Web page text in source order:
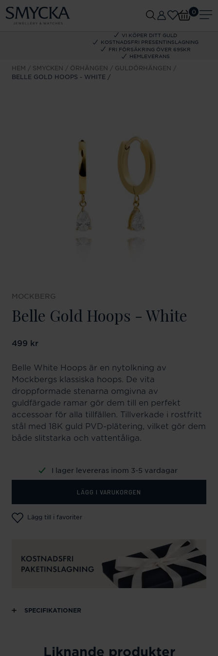
VI KÖPER DITT GULD
KOSTNADSFRI PRESENTINSLAGNING
FRI FÖRSÄKRING ÖVER 695KR
HEMLEVERANS
0
HEM SMYCKEN ÖRHÄNGEN
GULDÖRHÄNGEN
BELLE GOLD HOOPS - WHITE
MOCKBERG
Belle Gold Hoops - White
Pris:499 kr
499 kr
Belle White Hoops är en nytolkning av
Mockbergs klassiska hoops. De vita
droppformade stenarna omgivna av
guldfärgade ramar gör dem till en perfekt
accessoar för alla tillfällen. Tillverkade i rostfritt
stål med 18K guld PVD-plätering, vilket gör dem
både slitstarka och vattentåliga.
I lager levereras inom 3-5 vardagar
LÄGG I VARUKORGEN
Lägg till i favoriter
SPECIFIKATIONER
Liknande produkter